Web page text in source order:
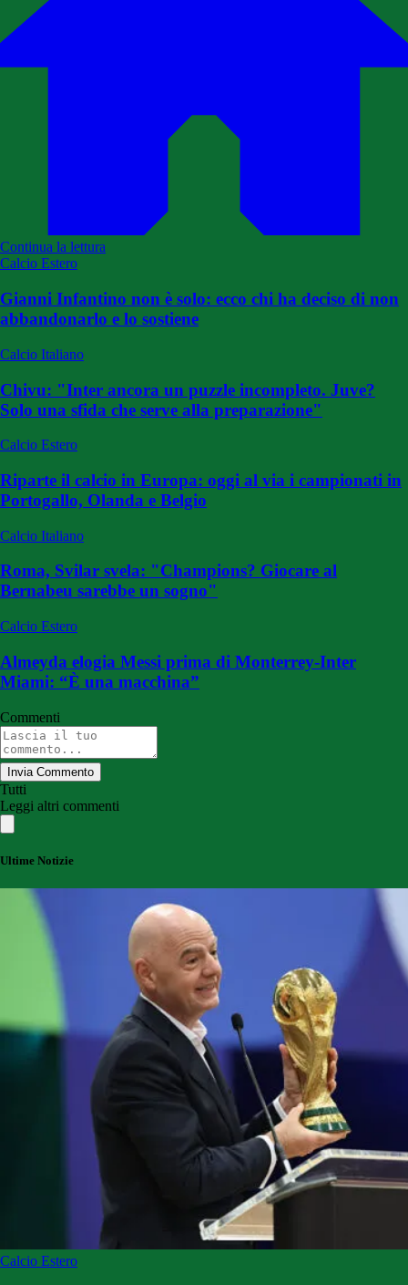
Continua la lettura
Calcio Estero
Gianni Infantino non è solo: ecco chi ha deciso di non
abbandonarlo e lo sostiene
Calcio Italiano
Chivu: "Inter ancora un puzzle incompleto. Juve?
Solo una sfida che serve alla preparazione"
Calcio Estero
Riparte il calcio in Europa: oggi al via i campionati in
Portogallo, Olanda e Belgio
Calcio Italiano
Roma, Svilar svela: "Champions? Giocare al
Bernabeu sarebbe un sogno"
Calcio Estero
Almeyda elogia Messi prima di Monterrey-Inter
Miami: “È una macchina”
Commenti
Invia Commento
Tutti
Leggi altri commenti
Ultime Notizie
Calcio Estero